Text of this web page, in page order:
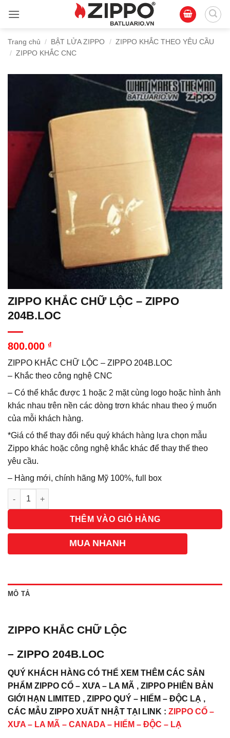
qua
dungTrang chủ / BẬT LỬA ZIPPO / ZIPPO KHẮC THEO YÊU CẦU
/ ZIPPO KHẮC CNC
ZIPPO KHẮC CHỮ LỘC – ZIPPO
204B.LOC
800.000 ₫
ZIPPO KHẮC CHỮ LỘC – ZIPPO 204B.LOC
– Khắc theo công nghệ CNC
– Có thể khắc được 1 hoặc 2 mặt cùng logo hoặc hình ảnh
khác nhau trên nền các dòng trơn khác nhau theo ý muốn
của mỗi khách hàng.
*Giá có thể thay đổi nếu quý khách hàng lựa chọn mẫu
Zippo khác hoặc công nghệ khắc khác để thay thế theo
yêu cầu.
– Hàng mới, chính hãng Mỹ 100%, full box
Số lượng
THÊM VÀO GIỎ HÀNG
MUA NHANH
MÔ TẢ
ZIPPO KHẮC CHỮ LỘC
– ZIPPO 204B.LOC
QUÝ KHÁCH HÀNG CÓ THỂ XEM THÊM CÁC SẢN
PHẨM ZIPPO CỔ – XƯA – LA MÃ , ZIPPO PHIÊN BẢN
GIỚI HẠN LIMITED , ZIPPO QUÝ – HIẾM – ĐỘC LẠ ,
CÁC MẪU ZIPPO XUẤT NHẬT TẠI LINK : ZIPPO CỔ –
XƯA – LA MÃ – CANADA – HIẾM – ĐỘC – LẠ